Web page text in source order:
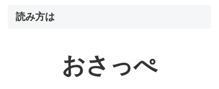
読み方は
おさっぺ